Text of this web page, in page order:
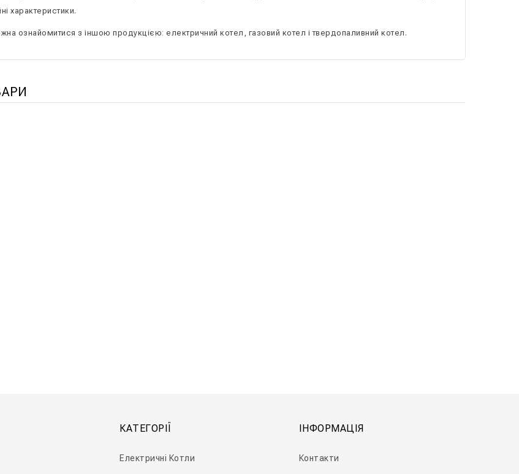
характеристики.
ознайомитися з іншою продукцією: електричний котел, газовий котел і твердопаливний котел.
КАТЕГОРІЇ
Електричні Котли
ІНФОРМАЦІЯ
Контакти